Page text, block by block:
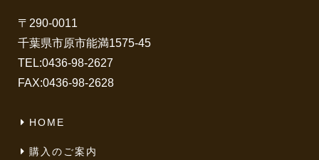
〒290-0011
千葉県市原市能満1575-45
TEL:0436-98-2627
FAX:0436-98-2628
HOME
購入のご案内